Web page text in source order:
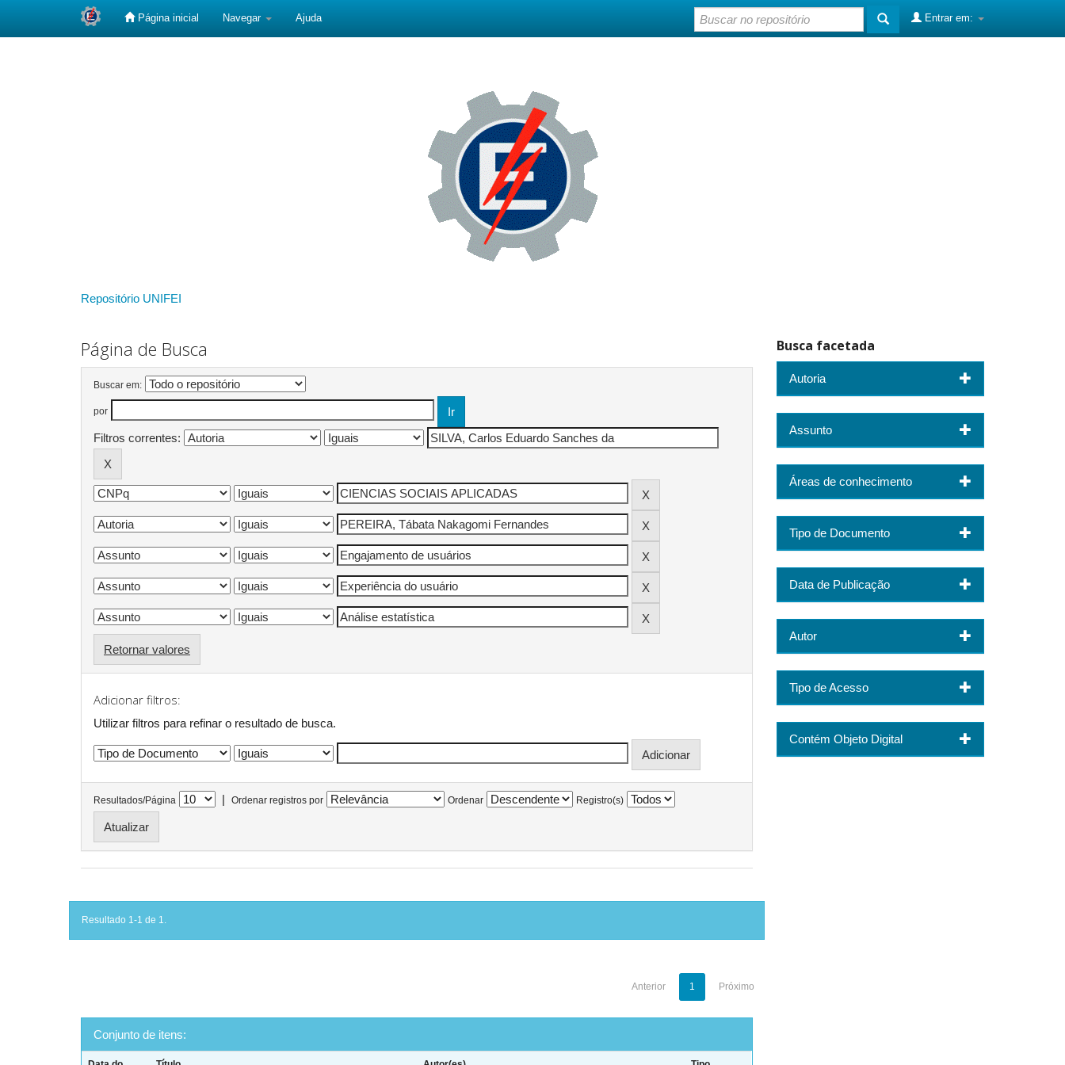
Página inicial Navegar Ajuda Entrar em:
Repositório UNIFEI
Página de Busca
Buscar em:
por
Filtros correntes:
Retornar valores
Adicionar filtros:
Utilizar filtros para refinar o resultado de busca.
Resultados/Página | Ordenar registros por Ordenar Registro(s)
Resultado 1-1 de 1.
Anterior 1 Próximo
Conjunto de itens:
Busca facetada
Autoria
Assunto
Áreas de conhecimento
Tipo de Documento
Data de Publicação
Autor
Tipo de Acesso
Contém Objeto Digital